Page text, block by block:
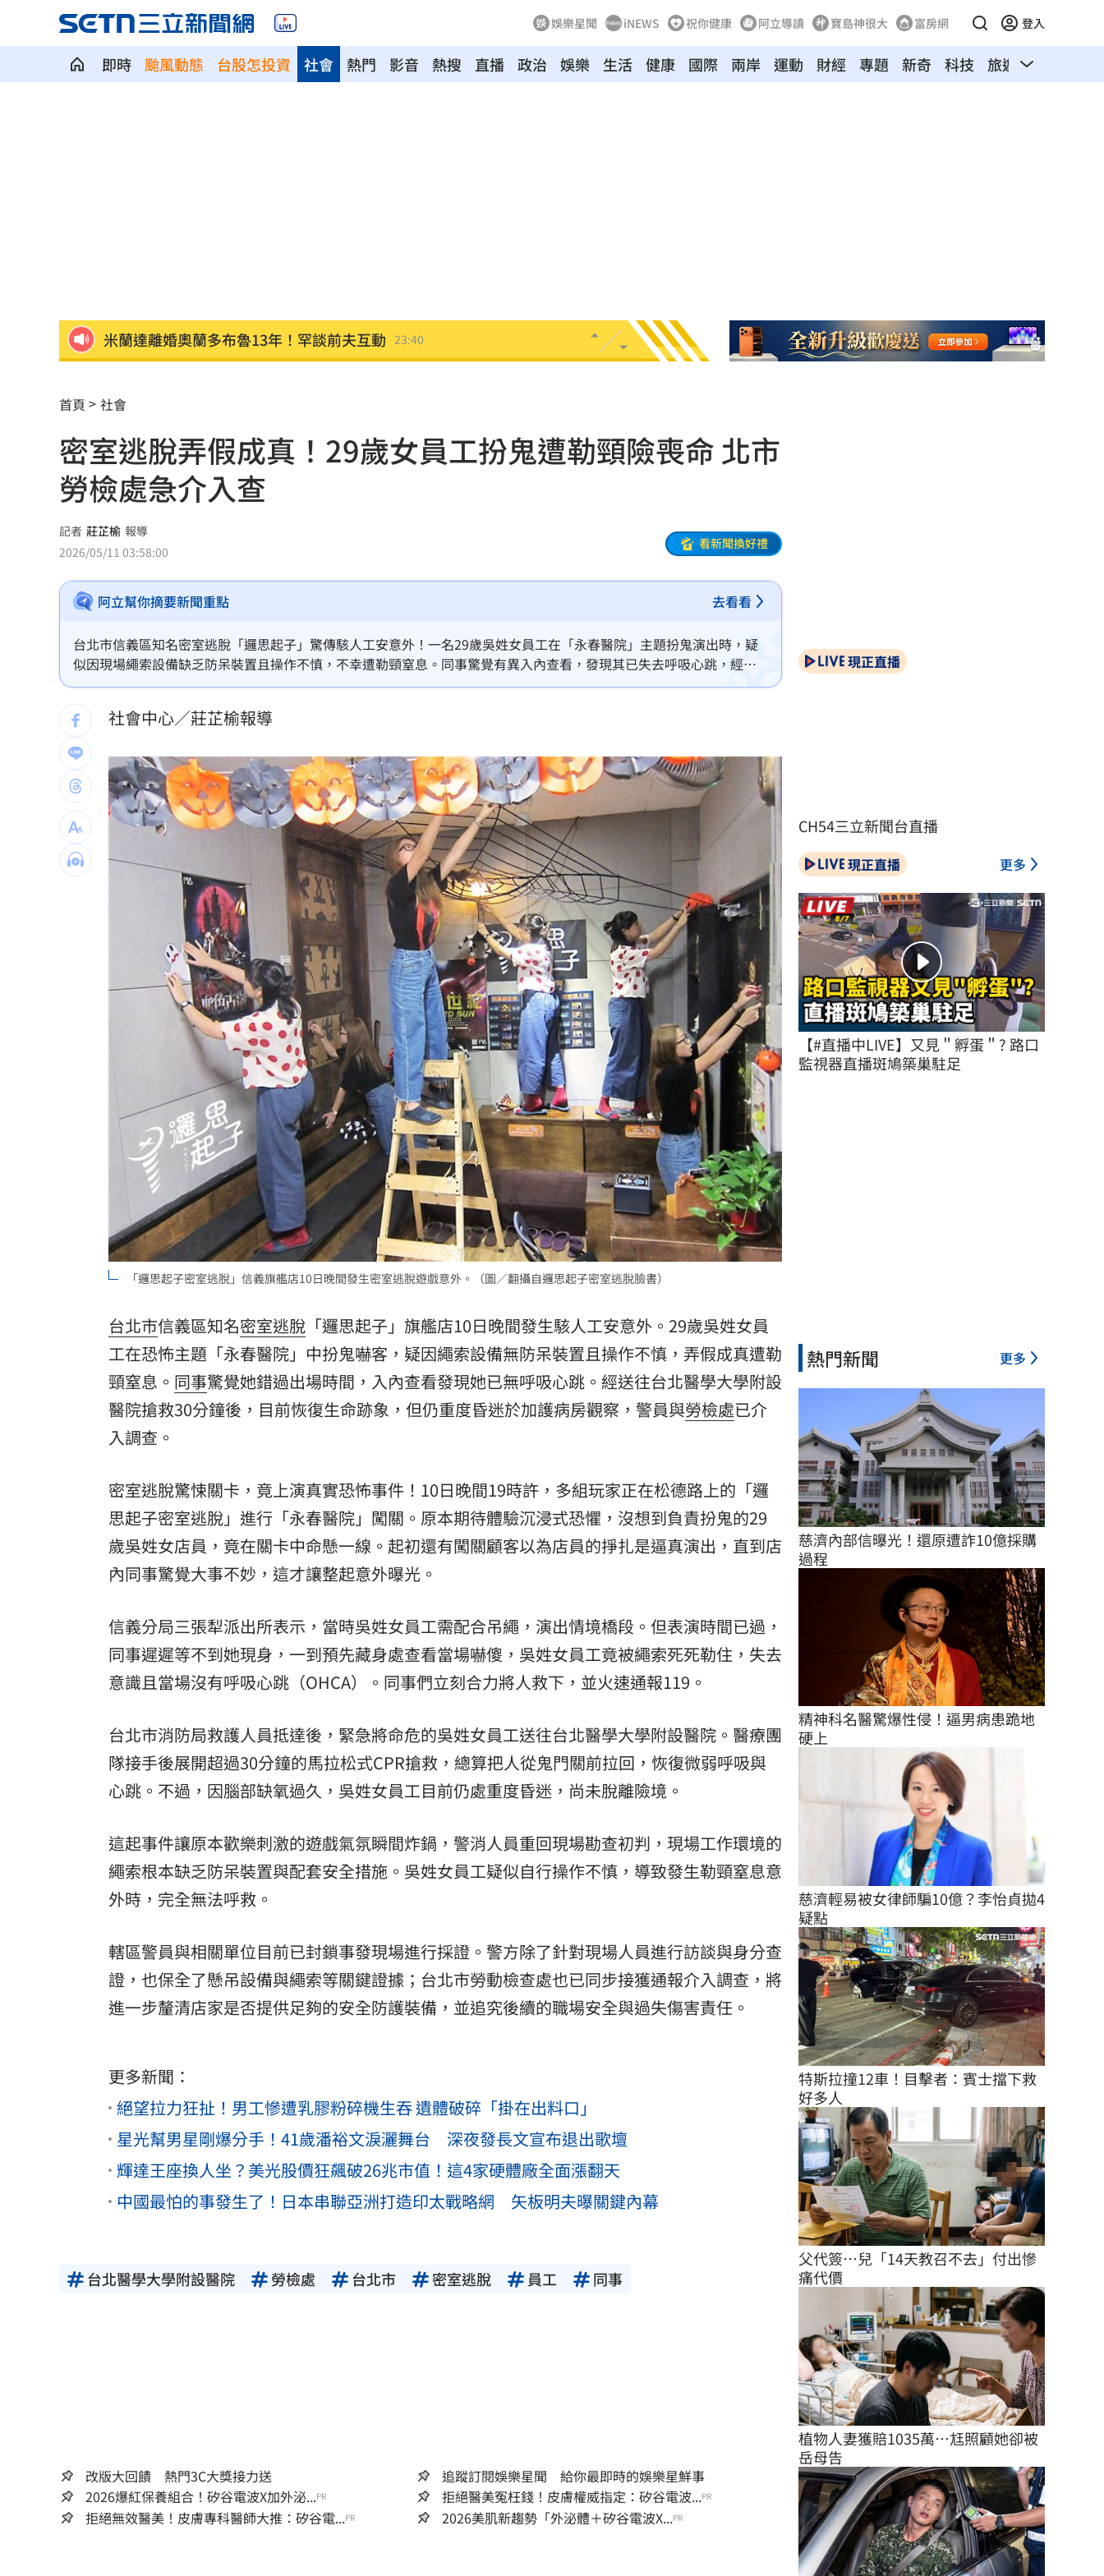
娛樂星聞 iNEWS 祝你健康 阿立導讀 寶島神很大 富房網 登入
即時 颱風動態 台股怎投資 熱門 影音 熱搜 直播 政治
社會 娛樂 生活 健康 國際 兩岸 運動 財經 專題 新奇 科技 旅遊 汽車
米蘭達離婚奧蘭多布魯13年！罕談前夫互動 23:40
美就業數據爆冷 這信號Fed升息警報降溫
梅西父親病逝享壽68歲 一路陪伴兒闖足壇 23:31
5登山客2025年雪崩失蹤 尼泊爾尋獲遺體
喝錯傷身！營養師整理喝咖啡「7大守則」
美：東南亞詐騙園區多由中國背景組織主導
拆監獄家書見「叫別人老婆」人妻氣炸
ETF存到2千萬退休！他因1封信重回職場 23:21
馬斯克蓋地球最大晶圓廠 專家揭3大隱憂
泰國校園槍擊案增至9死 12歲女童不治 23:07
蔣市政一團糟？活動背板誤植HappiMess 22:59
飛機餐1果汁爆廁所之亂 醫：3類人勿亂喝 22:48
獨／田路路突改口找楊光友 許常德爆內幕 22:48
台灣彩券開獎直播中 20:31
LIVE三立+24小時直播
三立iNEWS新聞台線上直播 18:00
台彩父親節推新刮刮樂千萬頭獎超「爸」氣 12:00
商場戰國來臨 台中「頂奢大道」逐漸成形 12:00
「拍片人的多重宇宙」職涯論壇9/12登場！ 10:30
8國球員齊聚高雄 Formosa 7s掀足球熱潮 10:00
理想混蛋號召粉絲跨海追星吃美食！ 18:15
首頁 社會
密室逃脫弄假成真！29歲女員工扮鬼遭勒頸險喪命 北市
勞檢處急介入查
記者 莊芷榆 報導
2026/05/11 03:58:00
看新聞換好禮
阿立幫你摘要新聞重點 去看看
台北市信義區知名密室逃脫「邏思起子」驚傳駭人工安意外！一名29歲吳姓女員工在「永春醫院」主題扮鬼演出時，疑
似因現場繩索設備缺乏防呆裝置且操作不慎，不幸遭勒頸窒息。同事驚覺有異入內查看，發現其已失去呼吸心跳，經送
醫搶救後雖恢復生命跡象，但目前仍重度昏迷。警方與勞檢處已介入調查，釐清店家是否涉及安全防護缺失及職場過失
責任，此事件也引發社會對密室逃脫遊戲安全性的高度關注。
社會中心／莊芷榆報導
「邏思起子密室逃脫」信義旗艦店10日晚間發生密室逃脫遊戲意外。（圖／翻攝自邏思起子密室逃脫臉書）
台北市信義區知名密室逃脫 「邏思起子」旗艦店10日晚間發生駭人工安意外。29歲吳姓女員
工在恐怖主題「永春醫院」中扮鬼嚇客，疑因繩索設備無防呆裝置且操作不慎，弄假成真遭勒
頸窒息。 同事驚覺她錯過出場時間，入內查看發現她已無呼吸心跳。經送往台北醫學大學附設
醫院搶救30分鐘後，目前恢復生命跡象，但仍重度昏迷於加護病房觀察，警員與勞檢處已介
入調查。
密室逃脫驚悚關卡，竟上演真實恐怖事件！10日晚間19時許，多組玩家正在松德路上的「邏
思起子密室逃脫」進行「永春醫院」闖關。原本期待體驗沉浸式恐懼，沒想到負責扮鬼的29
歲吳姓女店員，竟在關卡中命懸一線。起初還有闖關顧客以為店員的掙扎是逼真演出，直到店
內同事驚覺大事不妙，這才讓整起意外曝光。
信義分局三張犁派出所表示，當時吳姓女員工需配合吊繩，演出情境橋段。但表演時間已過，
同事遲遲等不到她現身，一到預先藏身處查看當場嚇傻，吳姓女員工竟被繩索死死勒住，失去
意識且當場沒有呼吸心跳（OHCA）。同事們立刻合力將人救下，並火速通報119。
台北市消防局救護人員抵達後，緊急將命危的吳姓女員工送往台北醫學大學附設醫院。醫療團
隊接手後展開超過30分鐘的馬拉松式CPR搶救，總算把人從鬼門關前拉回，恢復微弱呼吸與
心跳。不過，因腦部缺氧過久，吳姓女員工目前仍處重度昏迷，尚未脫離險境。
這起事件讓原本歡樂刺激的遊戲氣氛瞬間炸鍋，警消人員重回現場勘查初判，現場工作環境的
繩索根本缺乏防呆裝置與配套安全措施。吳姓女員工疑似自行操作不慎，導致發生勒頸窒息意
外時，完全無法呼救。
轄區警員與相關單位目前已封鎖事發現場進行採證。警方除了針對現場人員進行訪談與身分查
證，也保全了懸吊設備與繩索等關鍵證據；台北市勞動檢查處也已同步接獲通報介入調查，將
進一步釐清店家是否提供足夠的安全防護裝備，並追究後續的職場安全與過失傷害責任。
更多新聞：
絕望拉力狂扯！男工慘遭乳膠粉碎機生吞 遺體破碎「掛在出料口」
星光幫男星剛爆分手！41歲潘裕文淚灑舞台 深夜發長文宣布退出歌壇
輝達王座換人坐？美光股價狂飆破26兆市值！這4家硬體廠全面漲翻天
中國最怕的事發生了！日本串聯亞洲打造印太戰略網 矢板明夫曝關鍵內幕
台北醫學大學附設醫院 勞檢處 台北市 密室逃脫 員工 同事
改版大回饋 熱門3C大獎接力送
追蹤訂閱娛樂星聞 給你最即時的娛樂星鮮事
2026爆紅保養組合！矽谷電波X加外泌...PR 拒絕醫美冤枉錢！皮膚權威指定：矽谷電波...PR
拒絕無效醫美！皮膚專科醫師大推：矽谷電...PR 2026美肌新趨勢「外泌體＋矽谷電波X...PR
現正直播
CH54三立新聞台直播
現正直播 更多
【#直播中LIVE】又見＂孵蛋＂? 路口
監視器直播斑鳩築巢駐足
熱門新聞 更多
慈濟內部信曝光！還原遭詐10億採購
過程
精神科名醫驚爆性侵！逼男病患跪地
硬上
慈濟輕易被女律師騙10億？李怡貞拋4
疑點
特斯拉撞12車！目擊者：賓士擋下救
好多人
父代簽…兒「14天教召不去」付出慘
痛代價
植物人妻獲賠1035萬…尪照顧她卻被
岳母告